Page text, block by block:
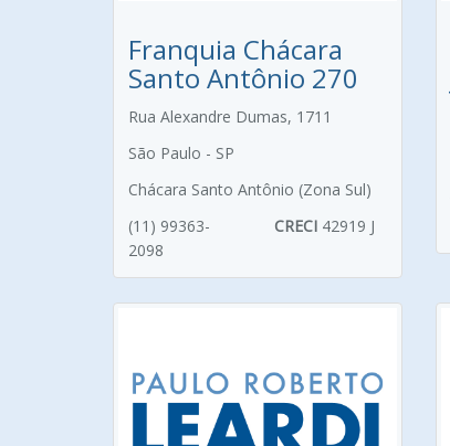
Franquia Chácara
Santo Antônio 270
Rua Alexandre Dumas, 1711
São Paulo - SP
Chácara Santo Antônio (Zona Sul)
(11) 99363-
2098
CRECI 42919 J